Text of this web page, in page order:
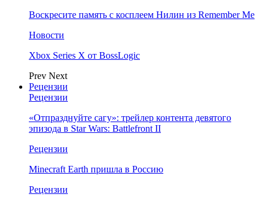
Воскресите память с косплеем Нилин из Remember Me
Новости
Xbox Series X от BossLogic
Prev Next
Рецензии
Рецензии
«Отпразднуйте сагу»: трейлер контента девятого
эпизода в Star Wars: Battlefront II
Рецензии
Minecraft Earth пришла в Россию
Рецензии